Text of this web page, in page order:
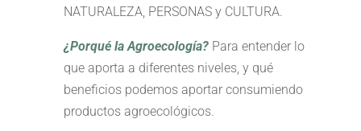
NATURALEZA, PERSONAS y CULTURA.
¿Porqué la Agroecología?Para entender lo
que aporta a diferentes niveles, y qué
beneficios podemos aportar consumiendo
productos agroecológicos.